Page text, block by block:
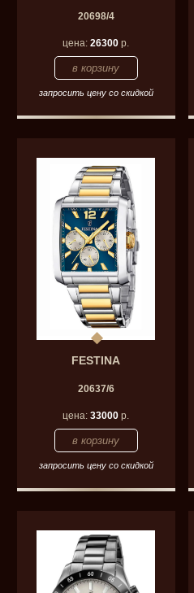
20698/4
цена:26300 р.
запросить цену со скидкой
FESTINA
20637/6
цена:33000 р.
запросить цену со скидкой